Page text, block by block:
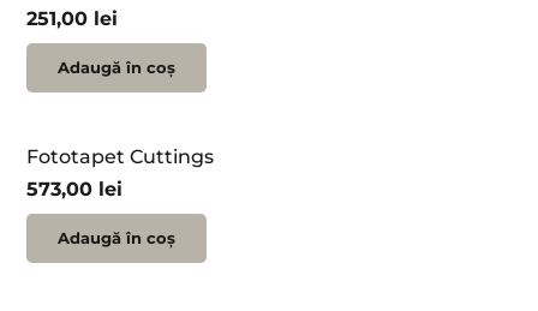
251,00 lei
Adaugă în coș
Fototapet Cuttings
573,00 lei
Adaugă în coș